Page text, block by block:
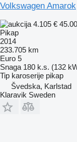
Volkswagen Amarok
4.105 €
Pikap
2014
233.705 km
Euro 5
Snaga 180 k.s. (132
Tip karoserije pikap
Švedska, Karlstad
Klaravik Sweden